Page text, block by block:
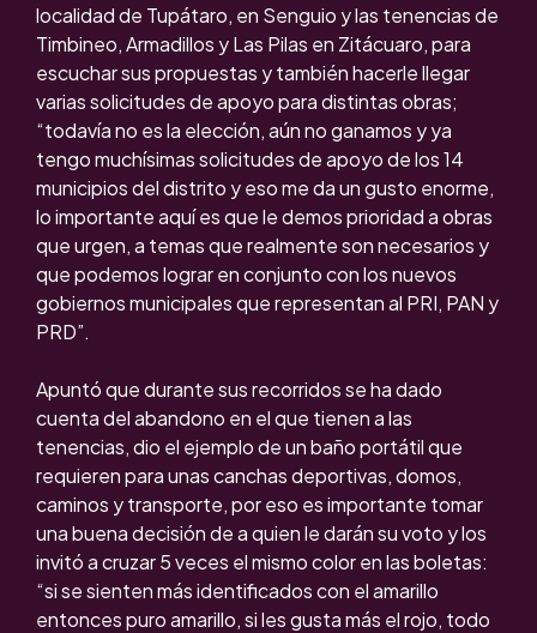
localidad de Tupátaro, en Senguio y las tenencias de
Timbineo, Armadillos y Las Pilas en Zitácuaro, para
escuchar sus propuestas y también hacerle llegar
varias solicitudes de apoyo para distintas obras;
“todavía no es la elección, aún no ganamos y ya
tengo muchísimas solicitudes de apoyo de los 14
municipios del distrito y eso me da un gusto enorme,
lo importante aquí es que le demos prioridad a obras
que urgen, a temas que realmente son necesarios y
que podemos lograr en conjunto con los nuevos
gobiernos municipales que representan al PRI, PAN y
PRD”.
Apuntó que durante sus recorridos se ha dado
cuenta del abandono en el que tienen a las
tenencias, dio el ejemplo de un baño portátil que
requieren para unas canchas deportivas, domos,
caminos y transporte, por eso es importante tomar
una buena decisión de a quien le darán su voto y los
invitó a cruzar 5 veces el mismo color en las boletas:
“si se sienten más identificados con el amarillo
entonces puro amarillo, si les gusta más el rojo, todo